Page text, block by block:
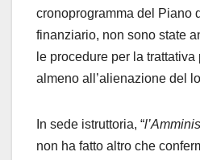
cronoprogramma del Piano
finanziario, non sono state
le procedure per la
almeno all’alienazione del
In sede istruttoria, “
non ha fatto altro che